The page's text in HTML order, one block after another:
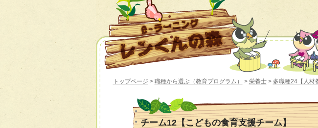
トップページ > 職種から選ぶ（教育プログラム） > 栄養士> 多職種24【人材
チーム12【こどもの食育支援チーム】